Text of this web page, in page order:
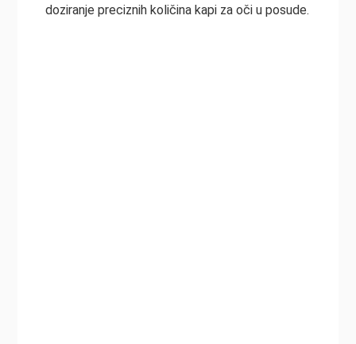
doziranje preciznih količina kapi za oči u posude.